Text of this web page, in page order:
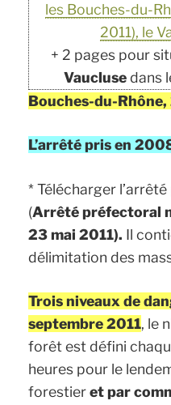
les Bouches-du-
2011), le
+ 2 pages pour
Vauclusedans
Bouches-du-Rhône,
L’arrêté pris en
* Télécharger
(Arrêté préfectoral
23 mai 2011). Il
délimitation des
Trois niveaux de
septembre 2011, le
forêt est défini
heures pour le
forestieretpar